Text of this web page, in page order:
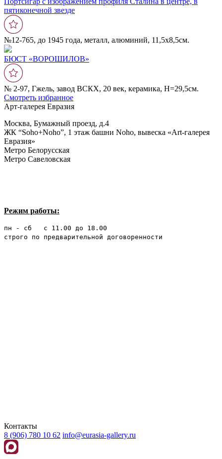
пятиконечной звезде
№12-765, до 1945 года, металл, алюминий, 11,5х8,5см.
БЮСТ «ВОРОШИЛОВ»
№ 2-97, Гжель, завод ВСКХ, 20 век, керамика, Н=29,5см.
Смотреть избранное
Арт-галерея Евразия
Москва, Бумажный проезд, д.4
ЖК “Soho+Noho”, 1 этаж башни Noho, вывеска «Art-галерея
Евразия»
Метро Белорусская
Метро Савеловская
Режим работы:
пн - сб с 11.00 до 18.00
строго по предварительной договоренности
Контакты
8 (906) 780 10 62 info@eurasia-gallery.ru